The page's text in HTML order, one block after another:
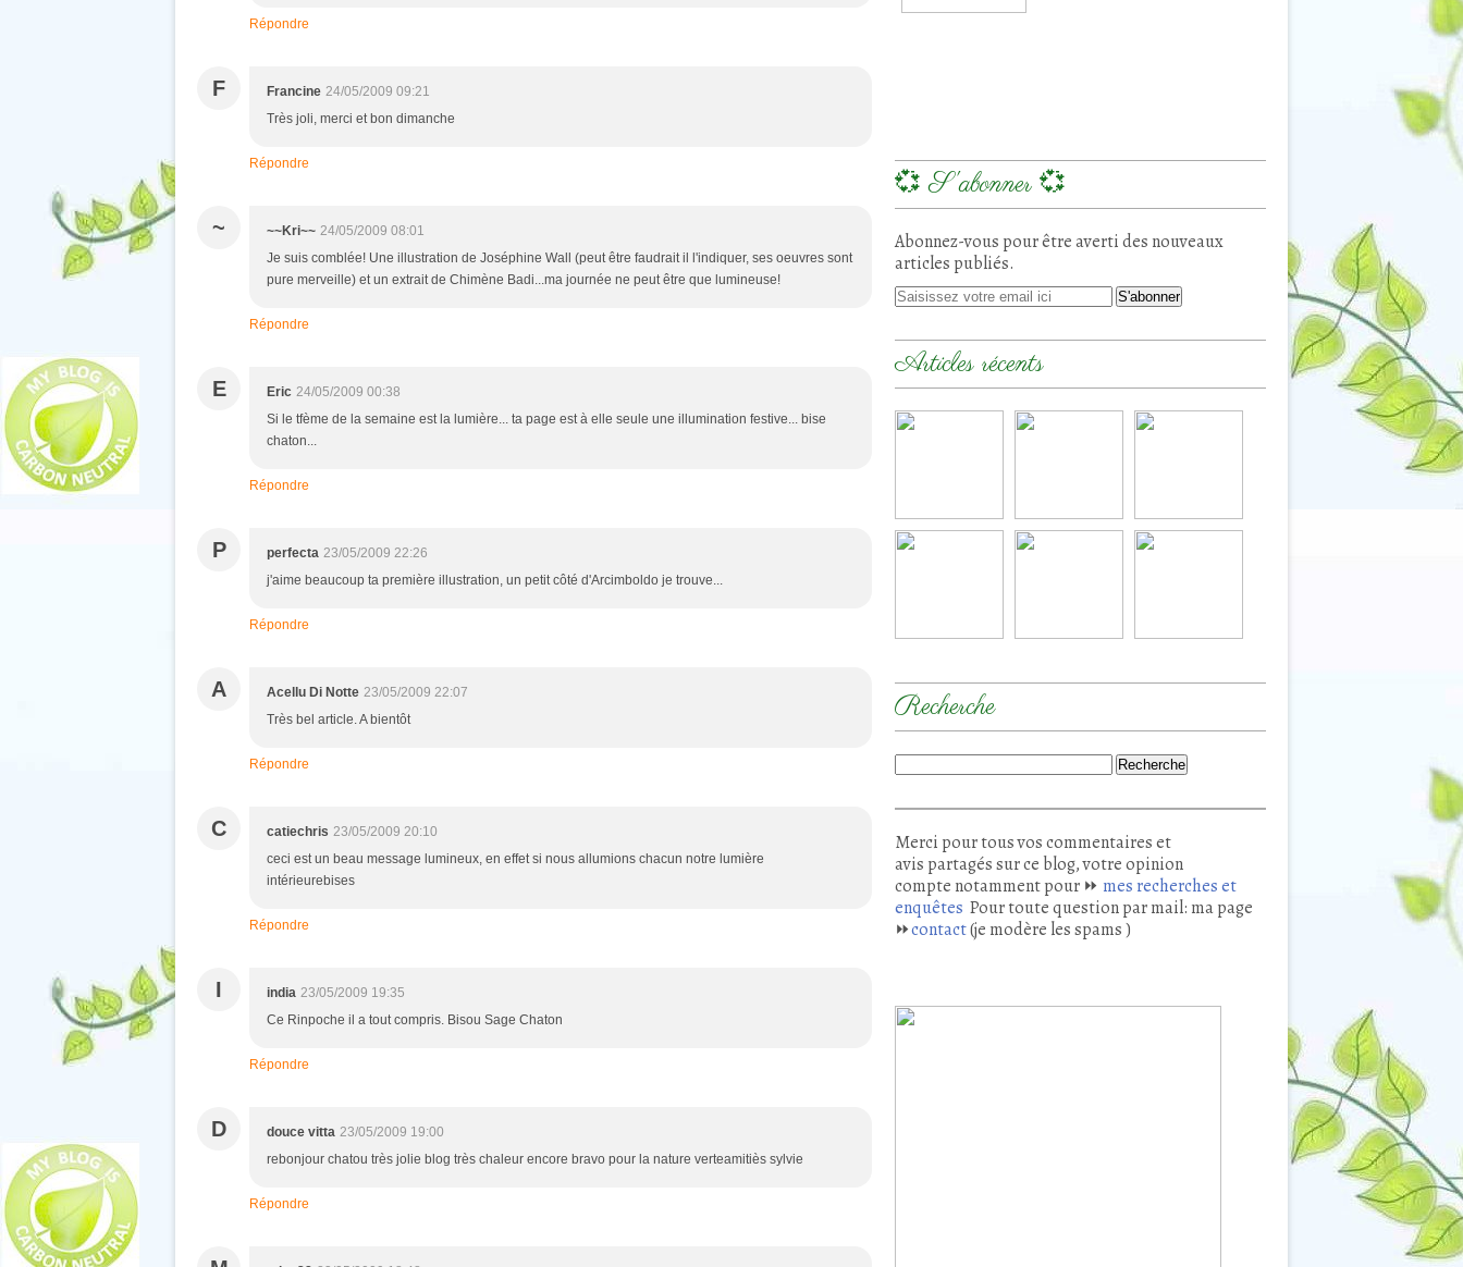
Répondre
F Francine 24/05/2009 09:21
Très joli, merci et bon dimanche
Répondre
~ ~~Kri~~ 24/05/2009 08:01
Je suis comblée! Une illustration de Joséphine Wall (peut être faudrait il l'indiquer, ses oeuvres sont
pure merveille) et un extrait de Chimène Badi...ma journée ne peut être que lumineuse!
Répondre
E Eric 24/05/2009 00:38
Si le tfème de la semaine est la lumière... ta page est à elle seule une illumination festive... bise
chaton...
Répondre
P perfecta 23/05/2009 22:26
j'aime beaucoup ta première illustration, un petit côté d'Arcimboldo je trouve...
Répondre
A Acellu Di Notte 23/05/2009 22:07
Très bel article. A bientôt
Répondre
C catiechris 23/05/2009 20:10
ceci est un beau message lumineux, en effet si nous allumions chacun notre lumière
intérieurebises
Répondre
I india 23/05/2009 19:35
Ce Rinpoche il a tout compris. Bisou Sage Chaton
Répondre
D douce vitta 23/05/2009 19:00
rebonjour chatou très jolie blog très chaleur encore bravo pour la nature verteamitiès sylvie
Répondre
💞 S'abonner 💞
Abonnez-vous pour être averti des nouveaux
articles publiés.
Articles récents
Recherche
Merci pour tous vos commentaires et
avis partagés sur ce blog, votre opinion
compte notamment pour ⏩ mes recherches et
enquêtes Pour toute question par mail: ma page
⏩contact(je modère les spams )